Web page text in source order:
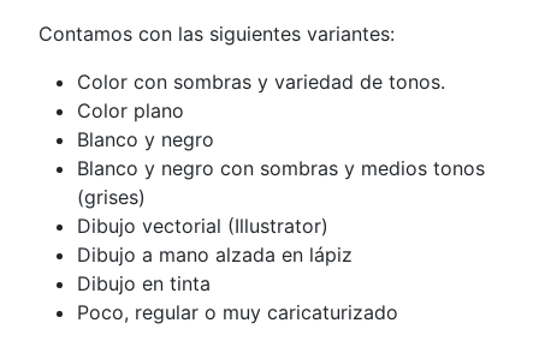
Contamos con las siguientes variantes:
Color con sombras y variedad de tonos.
Color plano
Blanco y negro
Blanco y negro con sombras y medios tonos
(grises)
Dibujo vectorial (Illustrator)
Dibujo a mano alzada en lápiz
Dibujo en tinta
Poco, regular o muy caricaturizado